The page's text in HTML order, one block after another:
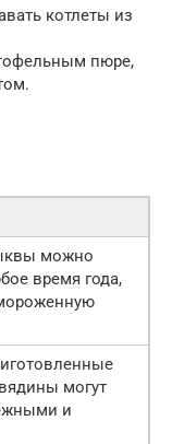
котлеты из
пюре,
можно
время года,
могут
и